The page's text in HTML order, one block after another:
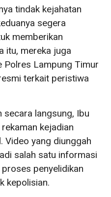
tindak kejahatan
segera
memberikan
itu, mereka juga
Polres Lampung Timur
terkait peristiwa
secara langsung, Ibu
kejadian
Video yang diunggah
salah satu informasi
penyelidikan
kepolisian.